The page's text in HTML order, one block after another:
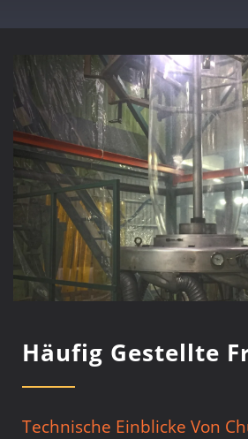
Häufig Gestellte
Technische Einblicke Von